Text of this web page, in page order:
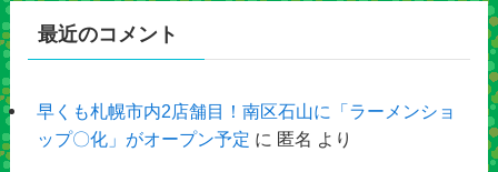
最近のコメント
早くも札幌市内2店舗目！南区石山に「ラーメンショ
ップ〇化」がオープン予定 に 匿名 より